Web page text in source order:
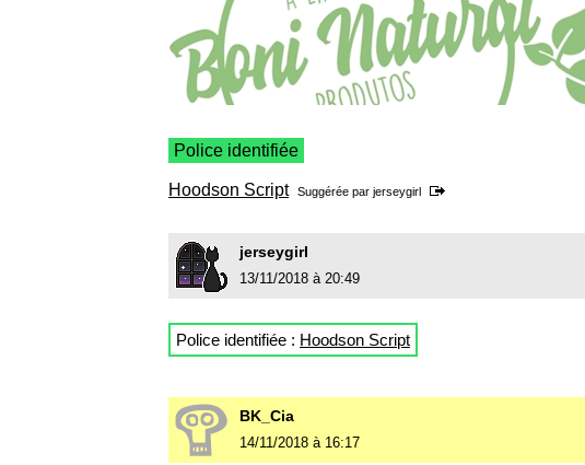
Police identifiée
Hoodson Script Suggérée par jerseygirl
jerseygirl
13/11/2018 à 20:49
Police identifiée : Hoodson Script
BK_Cia
14/11/2018 à 16:17